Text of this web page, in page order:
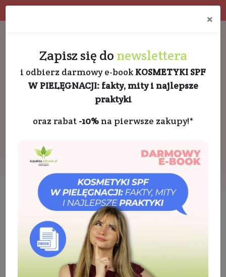
Kosmetyki Twarz
Serum do twarzy
Serum do cery tłustej
Serum zmniejszające niedoskonałości z niacynamidem
5% - Redukcja i Zwężenie
×
Zapisz się do newslettera
i odbierz darmowy e-book KOSMETYKI SPF
W PIELĘGNACJI: fakty, mity i najlepsze
praktyki
oraz rabat -10%na pierwsze zakupy!*